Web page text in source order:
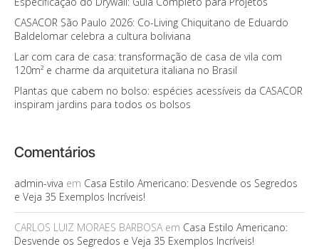
CASACOR São Paulo 2026: Co-Living Chiquitano de Eduardo
Baldelomar celebra a cultura boliviana
Lar com cara de casa: transformação de casa de vila com
120m² e charme da arquitetura italiana no Brasil
Plantas que cabem no bolso: espécies acessíveis da CASACOR
inspiram jardins para todos os bolsos
Comentários
admin-viva em Casa Estilo Americano: Desvende os Segredos
e Veja 35 Exemplos Incríveis!
CARLOS LUIZ MORAES BARBOSAem Casa Estilo Americano:
Desvende os Segredos e Veja 35 Exemplos Incríveis!